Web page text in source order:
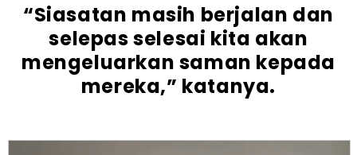
“Siasatan masih berjalan dan
selepas selesai kita akan
mengeluarkan saman kepada
mereka,” katanya.